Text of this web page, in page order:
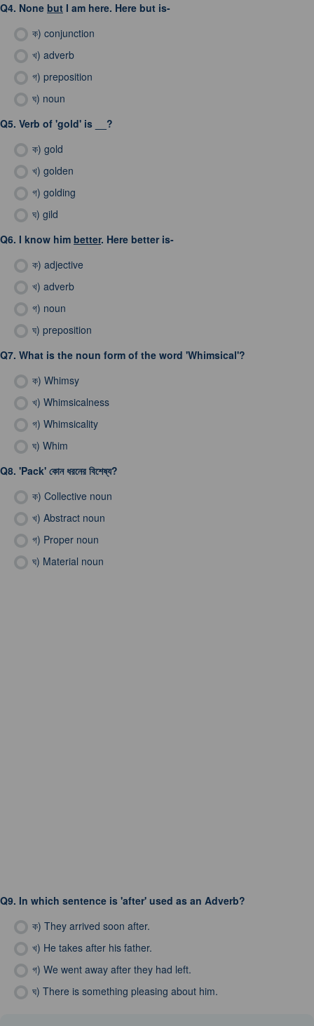
Q4. None but I am here. Here but is-
ক) conjunction
খ) adverb
গ) preposition
ঘ) noun
Q5. Verb of 'gold' is __?
ক) gold
খ) golden
গ) golding
ঘ) gild
Q6. I know him better. Here better is-
ক) adjective
খ) adverb
গ) noun
ঘ) preposition
Q7. What is the noun form of the word 'Whimsical'?
ক) Whimsy
খ) Whimsicalness
গ) Whimsicality
ঘ) Whim
Q8. 'Pack' কোন ধরনের বিশেষ্য?
ক) Collective noun
খ) Abstract noun
গ) Proper noun
ঘ) Material noun
Q9. In which sentence is 'after' used as an Adverb?
ক) They arrived soon after.
খ) He takes after his father.
গ) We went away after they had left.
ঘ) There is something pleasing about him.